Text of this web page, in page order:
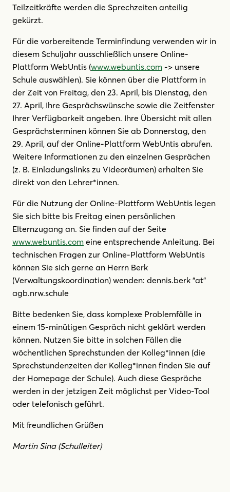
Teilzeitkräfte werden die Sprechzeiten anteilig
gekürzt.
Für die vorbereitende Terminfindung verwenden wir in
diesem Schuljahr ausschließlich unsere Online-
Plattform WebUntis (www.webuntis.com-> unsere
Schule auswählen). Sie können über die Plattform in
der Zeit von Freitag, den 23. April, bis Dienstag, den
27. April, Ihre Gesprächswünsche sowie die Zeitfenster
Ihrer Verfügbarkeit angeben. Ihre Übersicht mit allen
Gesprächsterminen können Sie ab Donnerstag, den
29. April, auf der Online-Plattform WebUntis abrufen.
Weitere Informationen zu den einzelnen Gesprächen
(z. B. Einladungslinks zu Videoräumen) erhalten Sie
direkt von den Lehrer*innen.
Für die Nutzung der Online-Plattform WebUntis legen
Sie sich bitte bis Freitag einen persönlichen
Elternzugang an. Sie finden auf der Seite
www.webuntis.comeine entsprechende Anleitung. Bei
technischen Fragen zur Online-Plattform WebUntis
können Sie sich gerne an Herrn Berk
(Verwaltungskoordination) wenden: dennis.berk "at"
agb.nrw.schule
Bitte bedenken Sie, dass komplexe Problemfälle in
einem 15-minütigen Gespräch nicht geklärt werden
können. Nutzen Sie bitte in solchen Fällen die
wöchentlichen Sprechstunden der Kolleg*innen (die
Sprechstundenzeiten der Kolleg*innen finden Sie auf
der Homepage der Schule). Auch diese Gespräche
werden in der jetzigen Zeit möglichst per Video-Tool
oder telefonisch geführt.
Mit freundlichen Grüßen
Martin Sina (Schulleiter)